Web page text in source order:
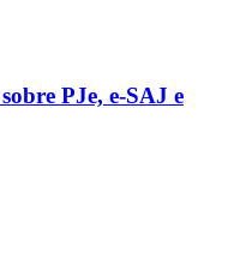
PJe, e-SAJ e